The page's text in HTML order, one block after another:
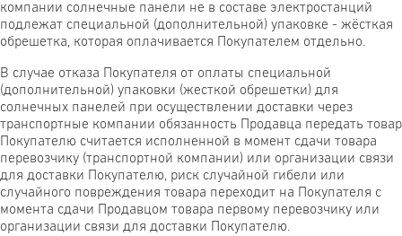
компании солнечные панели не в составе электростанций
подлежат специальной (дополнительной) упаковке - жёсткая
обрешетка, которая оплачивается Покупателем отдельно.
В случае отказа Покупателя от оплаты специальной
(дополнительной) упаковки (жесткой обрешетки) для
солнечных панелей при осуществлении доставки через
транспортные компании обязанность Продавца передать товар
Покупателю считается исполненной в момент сдачи товара
перевозчику (транспортной компании) или организации связи
для доставки Покупателю, риск случайной гибели или
случайного повреждения товара переходит на Покупателя с
момента сдачи Продавцом товара первому перевозчику или
организации связи для доставки Покупателю.